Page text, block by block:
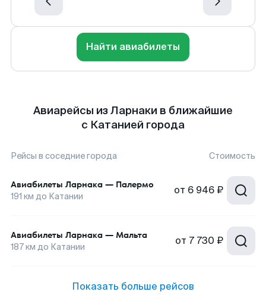
Найти авиабилеты
Авиарейсы из Ларнаки в ближайшие
с Катанией города
Рейсы в соседние города Стоимость
Авиабилеты Ларнака — Палермо
191 км до Катании от 6 946 ₽
Авиабилеты Ларнака — Мальта
187км до Катании от 7 730 ₽
Показать больше рейсов